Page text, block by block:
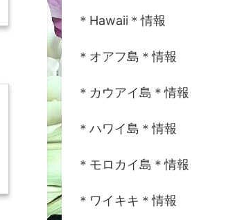
＊Hawaii＊情報
＊オアフ島＊情報
＊カウアイ島＊情報
＊ハワイ島＊情報
＊モロカイ島＊情報
＊ワイキキ＊情報